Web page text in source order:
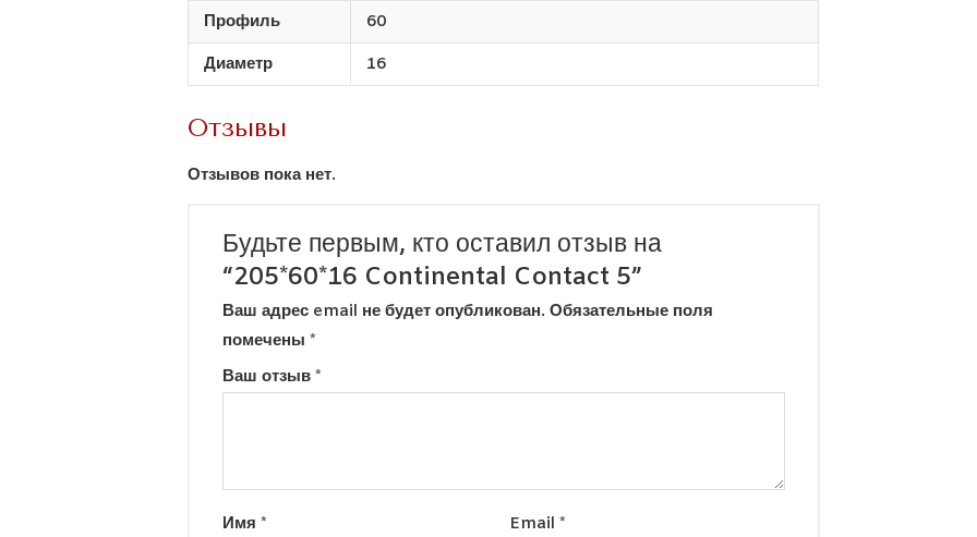
Профиль
60
Диаметр
16
Отзывы
Отзывов пока нет.
Будьте первым, кто оставил отзыв на
“205*60*16 Continental Contact 5”
Ваш адрес email не будет опубликован. Обязательные поля
помечены*
Ваш отзыв*
Имя* Email*